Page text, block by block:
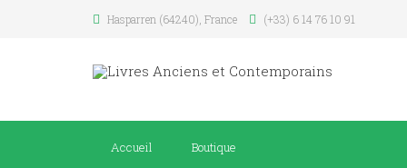
Hasparren (64240), France (+33) 6 14 76 10 91
Accueil Boutique